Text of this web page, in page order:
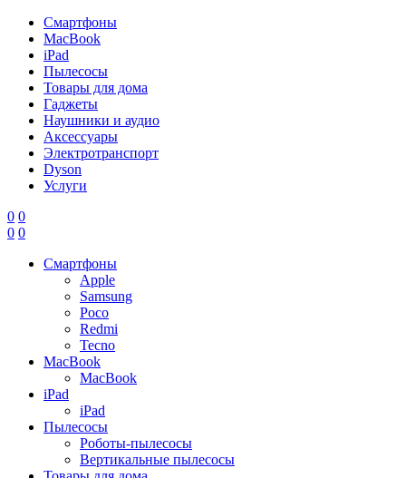
Смартфоны
MacBook
iPad
Пылесосы
Товары для дома
Гаджеты
Наушники и аудио
Аксессуары
Электротранспорт
Dyson
Услуги
0 0
0 0
Смартфоны
Apple
Samsung
Poco
Redmi
Tecno
MacBook
MacBook
iPad
iPad
Пылесосы
Роботы-пылесосы
Вертикальные пылесосы